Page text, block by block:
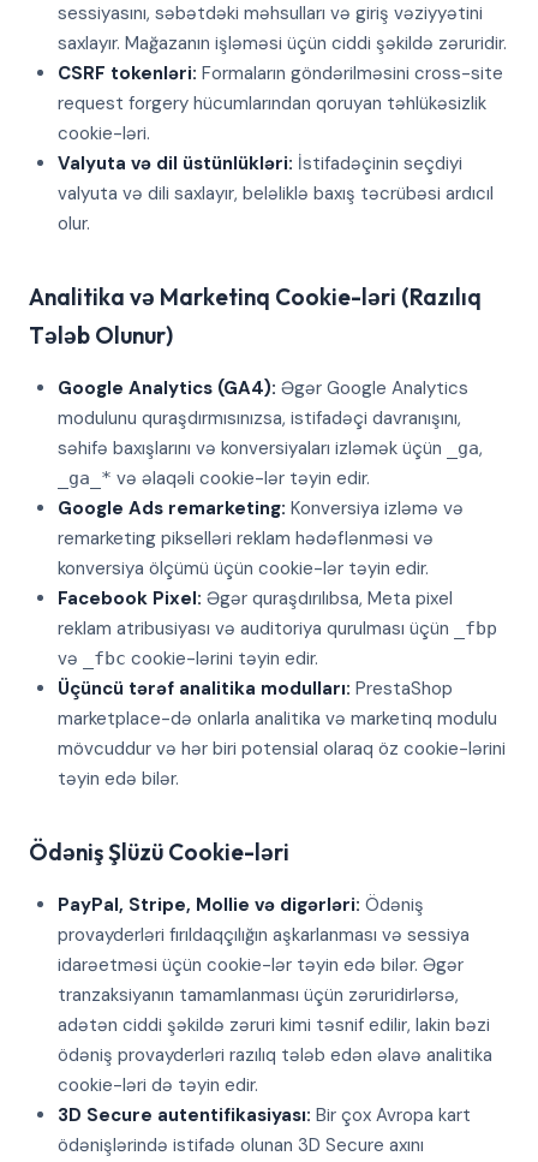
sessiyasını, səbətdəki məhsulları və giriş vəziyyətini
saxlayır. Mağazanın işləməsi üçün ciddi şəkildə zəruridir.
CSRF tokenləri: Formaların göndərilməsini cross-site
request forgery hücumlarından qoruyan təhlükəsizlik
cookie-ləri.
Valyuta və dil üstünlükləri: İstifadəçinin seçdiyi
valyuta və dili saxlayır, beləliklə baxış təcrübəsi ardıcıl
olur.
Analitika və Marketinq Cookie-ləri (Razılıq
Tələb Olunur)
Google Analytics (GA4): Əgər Google Analytics
modulunu quraşdırmısınızsa, istifadəçi davranışını,
səhifə baxışlarını və konversiyaları izləmək üçün
_ga,
_ga_* və əlaqəli cookie-lər təyin edir.
Google Ads remarketing: Konversiya izləmə və
remarketing pikselləri reklam hədəflənməsi və
konversiya ölçümü üçün cookie-lər təyin edir.
Facebook Pixel: Əgər quraşdırılıbsa, Meta pixel
reklam atribusiyası və auditoriya qurulması üçün
_fbp
və _fbc cookie-lərini təyin edir.
Üçüncü tərəf analitika modulları: PrestaShop
marketplace-də onlarla analitika və marketinq modulu
mövcuddur və hər biri potensial olaraq öz cookie-lərini
təyin edə bilər.
Ödəniş Şlüzü Cookie-ləri
PayPal, Stripe, Mollie və digərləri: Ödəniş
provayderləri fırıldaqçılığın aşkarlanması və sessiya
idarəetməsi üçün cookie-lər təyin edə bilər. Əgər
tranzaksiyanın tamamlanması üçün zəruridirlərsə,
adətən ciddi şəkildə zəruri kimi təsnif edilir, lakin bəzi
ödəniş provayderləri razılıq tələb edən əlavə analitika
cookie-ləri də təyin edir.
3D Secure autentifikasiyası: Bir çox Avropa kart
ödənişlərində istifadə olunan 3D Secure axını